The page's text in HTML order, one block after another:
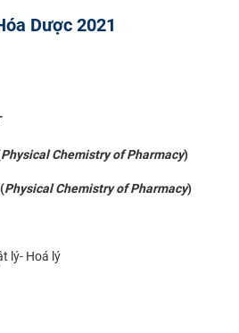
Dược 2021
Physical Chemistry of Pharmacy)
Physical Chemistry of Pharmacy)
lý- Hoá lý